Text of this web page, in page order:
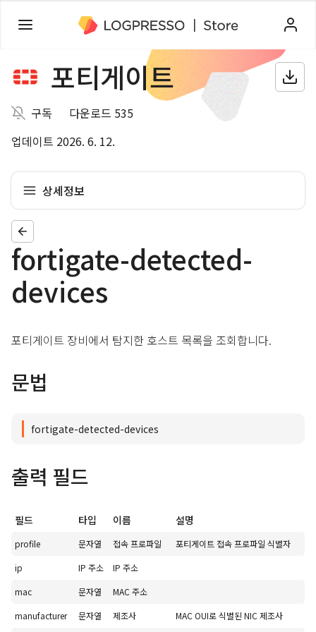
포티게이트
구독
다운로드 535
업데이트 2026. 6. 12.
상세정보
fortigate-detected-
devices
포티게이트 장비에서 탐지한 호스트 목록을 조회합니다.
문법
fortigate-detected-devices
출력 필드
필드 타입 이름 설명
profile 문자열 접속 프로파일
포티게이트 접속 프로파일 식별자
ip
IP 주소
IP 주소
mac
문자열
MAC 주소
manufacturer
문자열 제조사 MAC OUI로 식별된 NIC 제조사